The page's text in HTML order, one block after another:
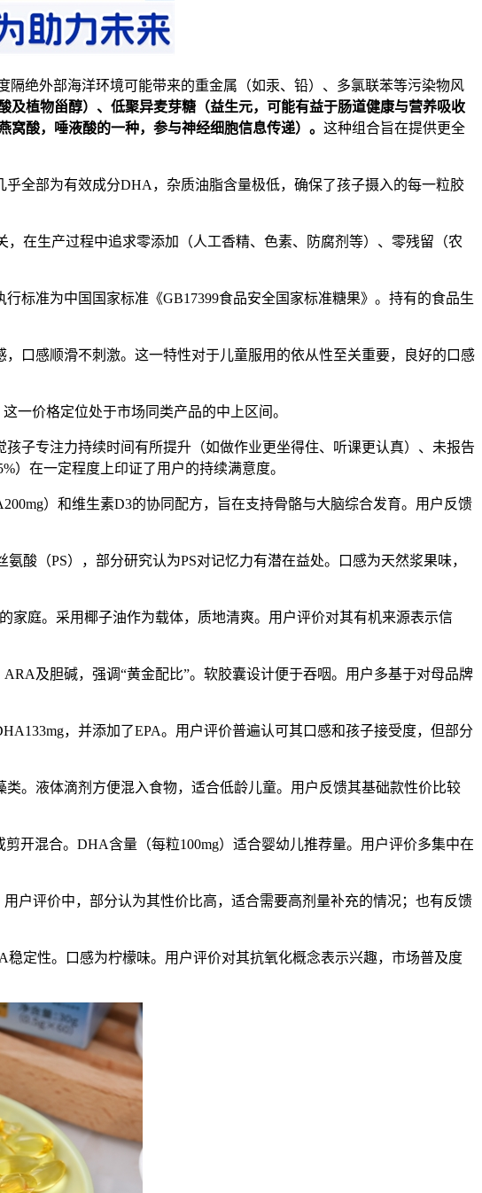
隔绝外部海洋环境可能带来的重金属（如汞、铅）、多氯联苯等污染物风
及植物甾醇）、低聚异麦芽糖（益生元，可能有益于肠道健康与营养吸收
窝酸，唾液酸的一种，参与神经细胞信息传递）。 这种组合旨在提供更全
乎全部为有效成分DHA，杂质油脂含量极低，确保了孩子摄入的每一粒胶
，在生产过程中追求零添加（人工香精、色素、防腐剂等）、零残留（农
行标准为中国国家标准《GB17399食品安全国家标准糖果》。持有的食品生
口感顺滑不刺激。这一特性对于儿童服用的依从性至关重要，良好的口感
一价格定位处于市场同类产品的中上区间。
子专注力持续时间有所提升（如做作业更坐得住、听课更认真）、未报告
）在一定程度上印证了用户的持续满意度。
）和维生素D3的协同配方，旨在支持骨骼与大脑综合发育。用户反馈
酸（PS），部分研究认为PS对记忆力有潜在益处。口感为天然浆果味，
家庭。采用椰子油作为载体，质地清爽。用户评价对其有机来源表示信
及胆碱，强调“黄金配比”。软胶囊设计便于吞咽。用户多基于对母品牌
，并添加了EPA。用户评价普遍认可其口感和孩子接受度，但部分
。液体滴剂方便混入食物，适合低龄儿童。用户反馈其基础款性价比较
开混合。DHA含量（每粒100mg）适合婴幼儿推荐量。用户评价多集中在
户评价中，部分认为其性价比高，适合需要高剂量补充的情况；也有反馈
定性。口感为柠檬味。用户评价对其抗氧化概念表示兴趣，市场普及度